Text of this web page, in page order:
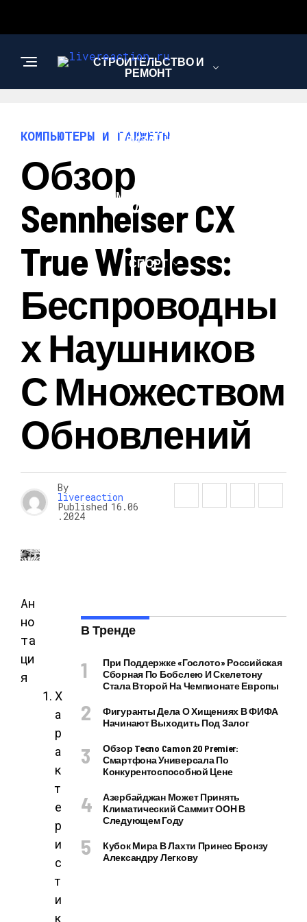
СТРОИТЕЛЬСТВО И
РЕМОНТ
АРХИТЕКТУРА И
ДИЗАЙН
КОМПЬЮТЕРЫ И
ГАДЖЕТЫ
СПОРТ
КОМПЬЮТЕРЫ И ГАДЖЕТЫ
Обзор
Sennheiser CX
True Wireless:
Беспроводны
Х Наушников
С Множеством
Обновлений
By
livereaction
Published 16.06
.2024
Ан
но
та
ци
я
Х
а
р
а
к
т
е
р
и
с
т
и
к
В Тренде
При Поддержке «Гослото» Российская
Сборная По Бобслею И Скелетону
Стала Второй На Чемпионате Европы
Фигуранты Дела О Хищениях В ФИФА
Начинают Выходить Под Залог
Обзор Tecno Camon 20 Premier:
Смартфона Универсала По
Конкурентоспособной Цене
Азербайджан Может Принять
Климатический Саммит ООН В
Следующем Году
Кубок Мира В Лахти Принес Бронзу
Александру Легкову